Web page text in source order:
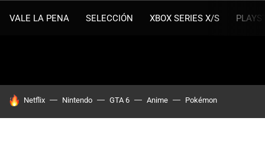
VALE LA PENA SELECCIÓN XBOX SERIES X/S
HOY SE HABLA DE
Netflix Nintendo GTA 6 Anime Pokémon